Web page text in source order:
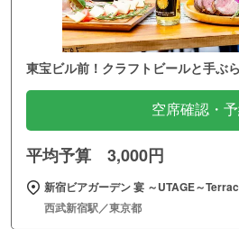
東宝ビル前！クラフトビールと手ぶ
空席確認・
平均予算 3,000円
新宿ビアガーデン 宴 ～UTAGE～
西武新宿駅／東京都